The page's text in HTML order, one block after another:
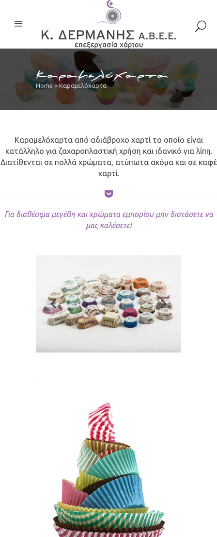
Καραμελόχαρτα
Home >Καραμελόχαρτα
Καραμελόχαρτα από αδιάβροχο χαρτί το οποίο είναι
κατάλληλο για ζαχαροπλαστική χρήση και ιδανικό για λίπη.
Διατίθενται σε πολλά χρώματα, ατύπωτα ακόμα και σε καφέ
χαρτί.
Για διαθέσιμα μεγέθη και χρώματα εμπορίου μην διστάσετε να
μας καλέσετε!